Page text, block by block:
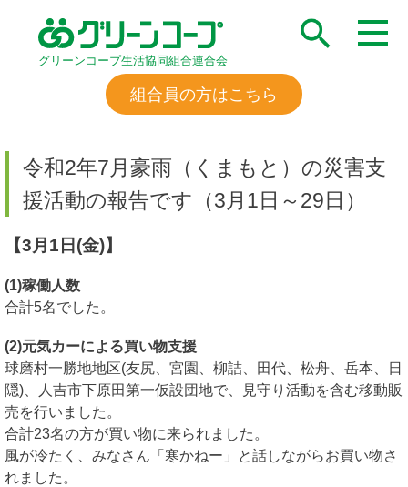
グリーンコープ生活協同組合連合会
組合員の方はこちら
令和2年7月豪雨（くまもと）の災害支
援活動の報告です（3月1日～29日）
【3月1日(金)】
(1)稼働人数
合計5名でした。
(2)元気カーによる買い物支援
球磨村一勝地地区(友尻、宮園、柳詰、田代、松舟、岳本、日
隠)、人吉市下原田第一仮設団地で、見守り活動を含む移動販
売を行いました。
合計23名の方が買い物に来られました。
風が冷たく、みなさん「寒かねー」と話しながらお買い物さ
れました。